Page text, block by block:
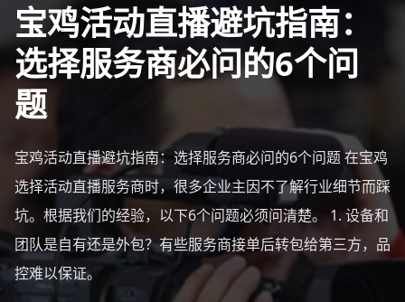
宝鸡活动直播避坑指南：
选择服务商必问的6个问
题
宝鸡活动直播避坑指南：选择服务商必问的6个问题 在宝鸡
选择活动直播服务商时，很多企业主因不了解行业细节而踩
坑。根据我们的经验，以下6个问题必须问清楚。 1. 设备和
团队是自有还是外包？有些服务商接单后转包给第三方，品
控难以保证。